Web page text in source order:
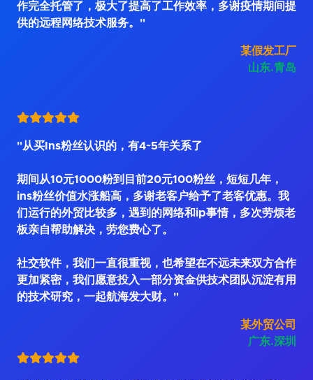
作完全托管了，极大了提高了工作效率，多谢疫情期间提
供的远程网络技术服务。"
某假发工厂
山东.青岛
"从买Ins粉丝认识的，有4~5年关系了
期间从10元1000粉到目前20元100粉丝，短短几年，
ins粉丝价值水涨船高，多谢老客户给予了老客优惠。我
们运行的外贸比较多，遇到的网络和ip事情，多次劳烦老
板亲自帮助解决，劳您费心了。
社交软件，我们一直很重视，也希望在不远未来双方合作
更加紧密，我们愿意投入一部分资金供技术团队沉淀有用
的技术研究，一起航海发大财。"
某外贸公司
广东.深圳